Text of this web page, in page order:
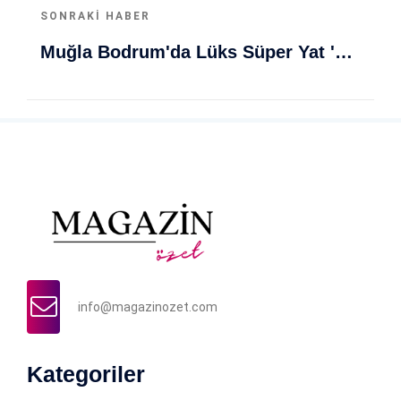
SONRAKI HABER
Muğla Bodrum'da Lüks Süper Yat 'Golden Odyssey' Demirledi
info@magazinozet.com
Kategoriler